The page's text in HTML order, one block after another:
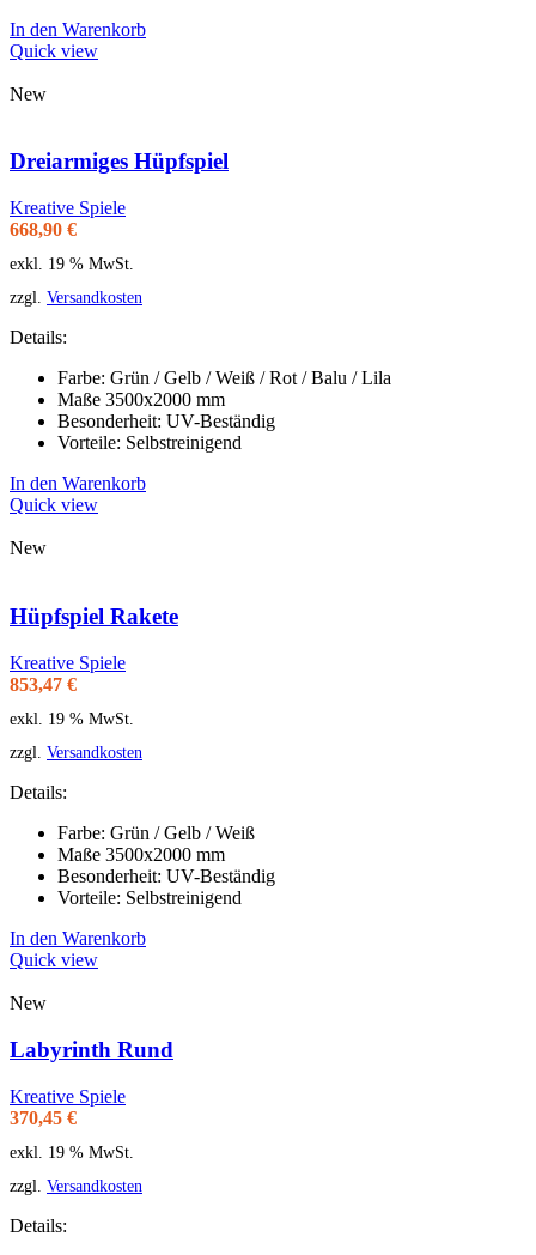
In den Warenkorb
Quick view
New
Dreiarmiges Hüpfspiel
Kreative Spiele
668,90 €
exkl. 19 % MwSt.
zzgl. Versandkosten
Details:
Farbe: Grün / Gelb / Weiß / Rot / Balu / Lila
Maße 3500x2000 mm
Besonderheit: UV-Beständig
Vorteile: Selbstreinigend
In den Warenkorb
Quick view
New
Hüpfspiel Rakete
Kreative Spiele
853,47 €
exkl. 19 % MwSt.
zzgl. Versandkosten
Details:
Farbe: Grün / Gelb / Weiß
Maße 3500x2000 mm
Besonderheit: UV-Beständig
Vorteile: Selbstreinigend
In den Warenkorb
Quick view
New
Labyrinth Rund
Kreative Spiele
370,45 €
exkl. 19 % MwSt.
zzgl. Versandkosten
Details: